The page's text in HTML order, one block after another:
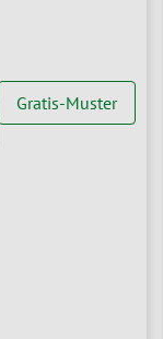
Gratis-Muster